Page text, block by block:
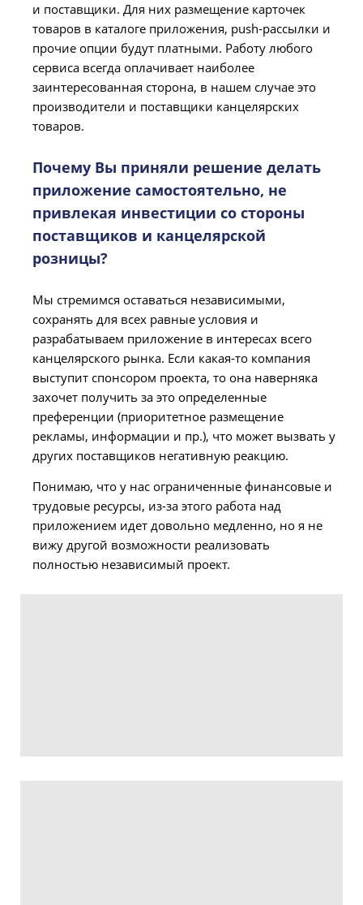
и поставщики. Для них размещение карточек
товаров в каталоге приложения, push-рассылки и
прочие опции будут платными. Работу любого
сервиса всегда оплачивает наиболее
заинтересованная сторона, в нашем случае это
производители и поставщики канцелярских
товаров.
Почему Вы приняли решение делать
приложение самостоятельно, не
привлекая инвестиции со стороны
поставщиков и канцелярской
розницы?
Мы стремимся оставаться независимыми,
сохранять для всех равные условия и
разрабатываем приложение в интересах всего
канцелярского рынка. Если какая-то компания
выступит спонсором проекта, то она наверняка
захочет получить за это определенные
преференции (приоритетное размещение
рекламы, информации и пр.), что может вызвать у
других поставщиков негативную реакцию.
Понимаю, что у нас ограниченные финансовые и
трудовые ресурсы, из-за этого работа над
приложением идет довольно медленно, но я не
вижу другой возможности реализовать
полностью независимый проект.